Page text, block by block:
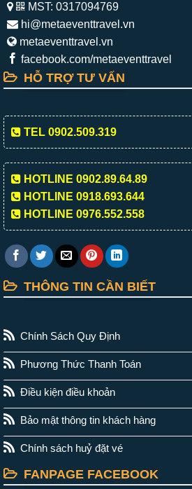
MST: 0317094769
hi@metaeventtravel.vn
metaeventtravel.vn
facebook.com/metaeventtravel
HỖ TRỢ TƯ VẤN
TEL 0902.509.319
HOTLINE 0902.89.64.89
HOTLINE 0918.693.644
HOTLINE 0976.552.558
THÔNG TIN CẦN BIẾT
Chính Sách Quy Định
Phương Thức Thanh Toán
Điều kiện điều khoản
Bảo mật thông tin khách hàng
Chính sách huỷ đặt vé
FANPAGE FACEBOOK